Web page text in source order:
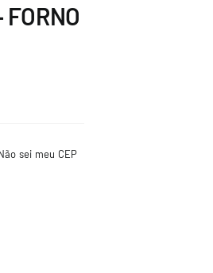
sei meu CEP